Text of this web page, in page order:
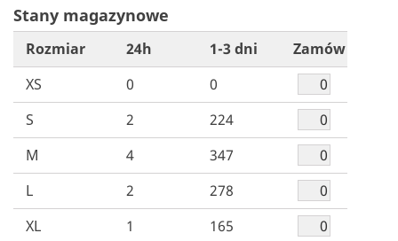
Stany magazynowe
Rozmiar 24h 1-3 dni
Zamów
XS
0
0
S
2
224
M
4
347
L
2
278
XL
1
165